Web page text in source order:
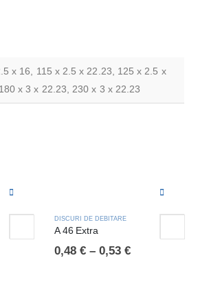
x 16, 115 x 2.5 x 22.23, 125 x 2.5 x
x 3 x 22.23, 230 x 3 x 22.23
DISCURI DE DEBITARE
A 46 Extra
0,48 € – 0,53 €